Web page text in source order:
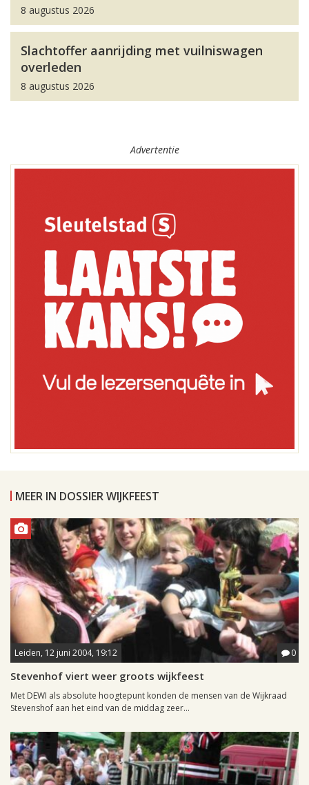
8 augustus 2026
Slachtoffer aanrijding met vuilniswagen
overleden
8 augustus 2026
Advertentie
MEER IN DOSSIER WIJKFEEST
Leiden, 12 juni 2004, 19:12 0
Stevenhof viert weer groots wijkfeest
Met DEWI als absolute hoogtepunt konden de mensen van de Wijkraad
Stevenshof aan het eind van de middag zeer...